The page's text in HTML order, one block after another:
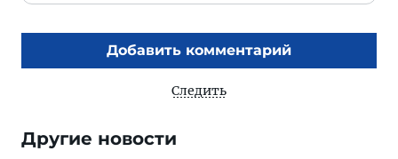
Добавить комментарий
Следить
Другие новости